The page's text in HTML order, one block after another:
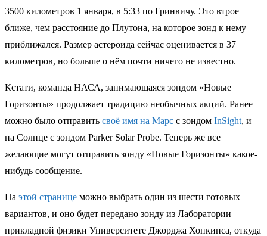
3500 километров 1 января, в 5:33 по Гринвичу. Это втрое
ближе, чем расстояние до Плутона, на которое зонд к нему
приближался. Размер астероида сейчас оценивается в 37
километров, но больше о нём почти ничего не известно.
Кстати, команда НАСА, занимающаяся зондом «Новые
Горизонты» продолжает традицию необычных акций. Ранее
можно было отправить своё имя на Марс с зондом InSight, и
на Солнце с зондом Parker Solar Probe. Теперь же все
желающие могут отправить зонду «Новые Горизонты» какое-
нибудь сообщение.
На этой странице можно выбрать один из шести готовых
вариантов, и оно будет передано зонду из Лаборатории
прикладной физики Университете Джорджа Хопкинса, откуда